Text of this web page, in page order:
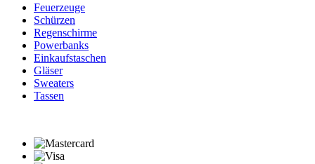
Feuerzeuge
Schürzen
Regenschirme
Powerbanks
Einkaufstaschen
Gläser
Sweaters
Tassen